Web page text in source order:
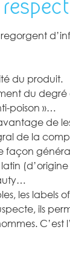
du produit.
du
poison »…
de
de la
les labels
ils